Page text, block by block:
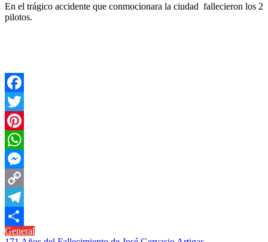
En el trágico accidente que conmocionara la ciudad fallecieron los 2
pilotos.
Facebook
Twitter
Pinterest
WhatsApp
Messenger
Copy
Link
Telegram
Compartir
General